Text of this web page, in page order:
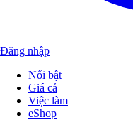
Đăng nhập
Nổi bật
Giá cả
Việc làm
eShop